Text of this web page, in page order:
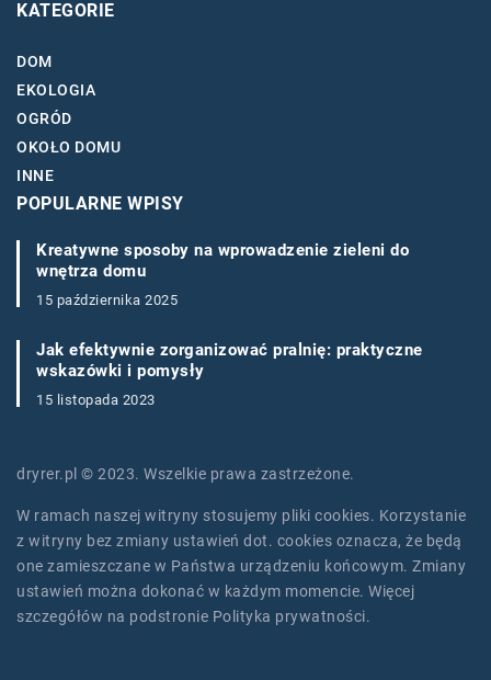
KATEGORIE
DOM
EKOLOGIA
OGRÓD
OKOŁO DOMU
INNE
POPULARNE WPISY
Kreatywne sposoby na wprowadzenie zieleni do
wnętrza domu
15 października 2025
Jak efektywnie zorganizować pralnię: praktyczne
wskazówki i pomysły
15 listopada 2023
dryrer.pl © 2023. Wszelkie prawa zastrzeżone.
W ramach naszej witryny stosujemy pliki cookies. Korzystanie
z witryny bez zmiany ustawień dot. cookies oznacza, że będą
one zamieszczane w Państwa urządzeniu końcowym. Zmiany
ustawień można dokonać w każdym momencie. Więcej
szczegółów na podstronie Polityka prywatności.